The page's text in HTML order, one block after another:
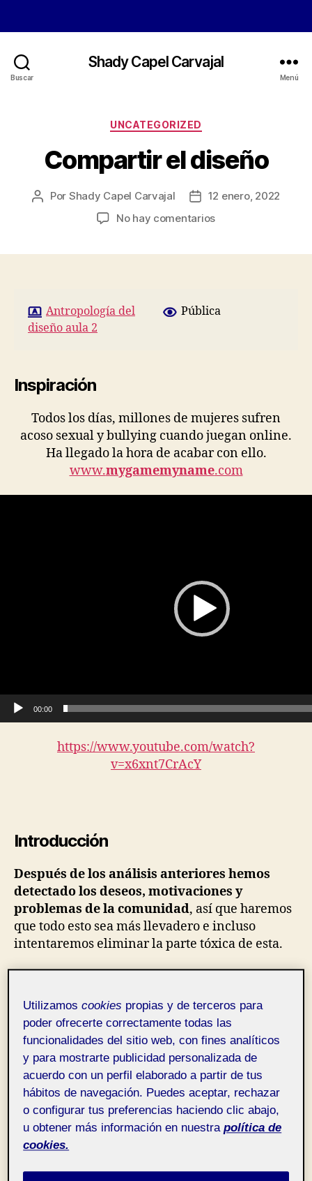
Buscar
Shady Capel Carvajal
Menú
Categorías
UNCATEGORIZED
Compartir el diseño
Autor
Por Shady Capel Carvajal
Fecha
de
12 enero, 2022
No hay comentariosen
Antropología del
diseño aula 2
Pública
Inspiración
Todos los días, millones de mujeres sufren
acoso sexual y bullying cuando juegan online.
Ha llegado la hora de acabar con ello.
www.mygamemyname.com
r
00:00
https://www.youtube.com/watch?
v=x6xnt7CrAcY
Introducción
Después de los análisis anteriores hemos
detectado los deseos, motivaciones y
problemas de la comunidad, así que haremos
que todo esto sea más llevadero e incluso
intentaremos eliminar la parte tóxica de esta.
susceptible a paciente para analizar todo y cada
uno de los bandos de mi proyecto, las mujeres
en los e-sports y sus acosadores.
Para sorpresa de nadie los resultados fueron
devastadores, los acosadores odiaban a las
mujeres simplemente por el hecho de ser mujer,
pero sobretodo porque según su entendimiento
juegan a algo que es masculino y es pertenece a
ellos.
Utilizamoscookies propias y de terceros para
poder ofrecerte correctamente todas las
funcionalidades del sitio web, con fines analíticos
y para mostrarte publicidad personalizada de
acuerdo con un perfil elaborado a partir de tus
hábitos de navegación. Puedes aceptar, rechazar
o configurar tus preferencias haciendo clic abajo,
u obtener más información en nuestra política de
cookies.